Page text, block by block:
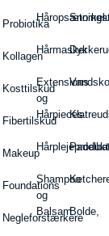
Probiotika
Kollagen
Kosttilskud
Fibertilskud
Makeup
Foundations
Negleforstærkere
Hårmasker
Extensions
og
Hårpieces
Shampoo
og
Balsam
Vandsko
Bolde,